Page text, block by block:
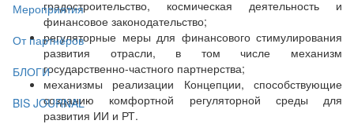
Мероприятия
От партнёров
БЛОГИ
BIS JOURNAL
градостроительство, космическая деятельность и
финансовое законодательство;
регуляторные меры для финансового стимулирования
развития отрасли, в том числе механизм
государственно-частного партнерства;
механизмы реализации Концепции, способствующие
созданию комфортной регуляторной среды для
развития ИИ и РТ.